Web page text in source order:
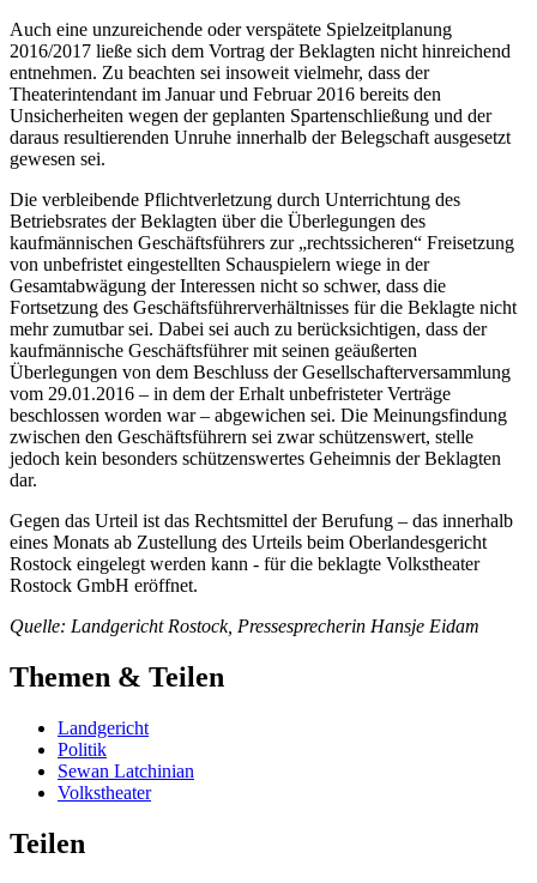
Auch eine unzureichende oder verspätete Spielzeitplanung
2016/2017 ließe sich dem Vortrag der Beklagten nicht hinreichend
entnehmen. Zu beachten sei insoweit vielmehr, dass der
Theaterintendant im Januar und Februar 2016 bereits den
Unsicherheiten wegen der geplanten Spartenschließung und der
daraus resultierenden Unruhe innerhalb der Belegschaft ausgesetzt
gewesen sei.
Die verbleibende Pflichtverletzung durch Unterrichtung des
Betriebsrates der Beklagten über die Überlegungen des
kaufmännischen Geschäftsführers zur „rechtssicheren“ Freisetzung
von unbefristet eingestellten Schauspielern wiege in der
Gesamtabwägung der Interessen nicht so schwer, dass die
Fortsetzung des Geschäftsführerverhältnisses für die Beklagte nicht
mehr zumutbar sei. Dabei sei auch zu berücksichtigen, dass der
kaufmännische Geschäftsführer mit seinen geäußerten
Überlegungen von dem Beschluss der Gesellschafterversammlung
vom 29.01.2016 – in dem der Erhalt unbefristeter Verträge
beschlossen worden war – abgewichen sei. Die Meinungsfindung
zwischen den Geschäftsführern sei zwar schützenswert, stelle
jedoch kein besonders schützenswertes Geheimnis der Beklagten
dar.
Gegen das Urteil ist das Rechtsmittel der Berufung – das innerhalb
eines Monats ab Zustellung des Urteils beim Oberlandesgericht
Rostock eingelegt werden kann - für die beklagte Volkstheater
Rostock GmbH eröffnet.
Quelle: Landgericht Rostock, Pressesprecherin Hansje Eidam
Themen & Teilen
Landgericht
Politik
Sewan Latchinian
Volkstheater
Teilen